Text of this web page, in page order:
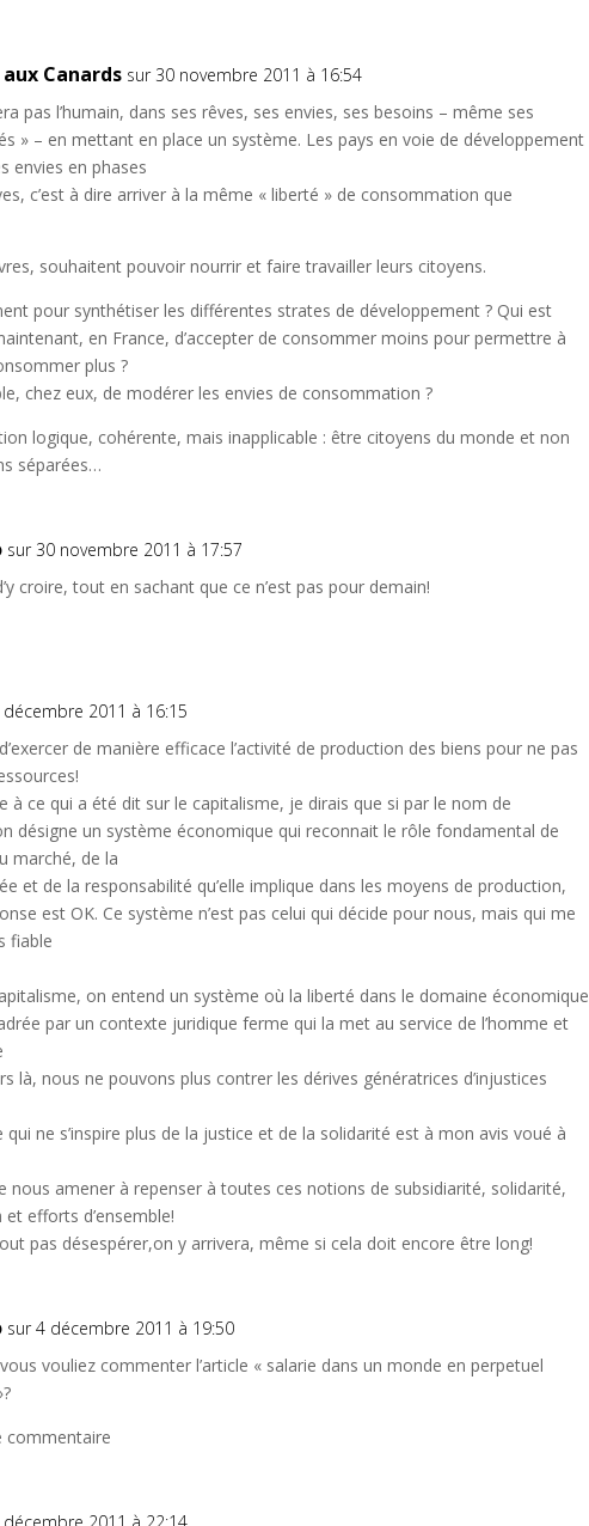
Canards sur 30 novembre 2011 à 16:54
pas l’humain, dans ses rêves, ses envies, ses besoins – même ses
» – en mettant en place un système. Les pays en voie de développement
envies en phases
c’est à dire arriver à la même « liberté » de consommation que
souhaitent pouvoir nourrir et faire travailler leurs citoyens.
pour synthétiser les différentes strates de développement ? Qui est
en France, d’accepter de consommer moins pour permettre à
plus ?
chez eux, de modérer les envies de consommation ?
logique, cohérente, mais inapplicable : être citoyens du monde et non
séparées…
sur 30 novembre 2011 à 17:57
croire, tout en sachant que ce n’est pas pour demain!
décembre 2011 à 16:15
de manière efficace l’activité de production des biens pour ne pas
à ce qui a été dit sur le capitalisme, je dirais que si par le nom de
désigne un système économique qui reconnait le rôle fondamental de
marché, de la
et de la responsabilité qu’elle implique dans les moyens de production,
est OK. Ce système n’est pas celui qui décide pour nous, mais qui me
fiable
on entend un système où la liberté dans le domaine économique
par un contexte juridique ferme qui la met au service de l’homme et
là, nous ne pouvons plus contrer les dérives génératrices d’injustices
ne s’inspire plus de la justice et de la solidarité est à mon avis voué à
nous amener à repenser à toutes ces notions de subsidiarité, solidarité,
efforts d’ensemble!
pas désespérer,on y arrivera, même si cela doit encore être long!
sur 4 décembre 2011 à 19:50
vouliez commenter l’article « salarie dans un monde en perpetuel
commentaire